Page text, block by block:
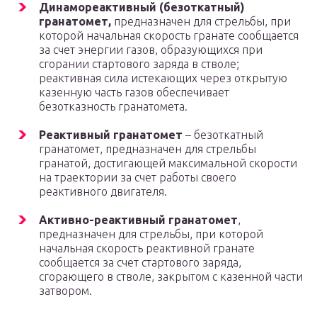
Динамореактивный (безоткатный)
гранатомет, предназначен для стрельбы, при
которой начальная скорость гранате сообщается
за счет энергии газов, образующихся при
сгорании стартового заряда в стволе;
реактивная сила истекающих через открытую
казенную часть газов обеспечивает
безотказность гранатомета.
Реактивный гранатомет – безоткатный
гранатомет, предназначен для стрельбы
гранатой, достигающей максимальной скорости
на траектории за счет работы своего
реактивного двигателя.
Активно-реактивный гранатомет,
предназначен для стрельбы, при которой
начальная скорость реактивной гранате
сообщается за счет стартового заряда,
сгорающего в стволе, закрытом с казенной части
затвором.